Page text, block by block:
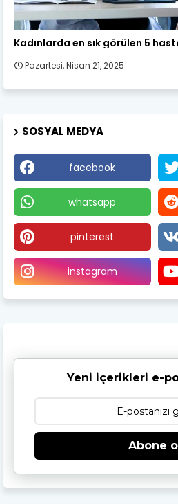
Kadın Sağlığı
Kadınlarda en sık görülen 5
Pazartesi, Nisan 21, 2025
SOSYAL MEDYA
facebook
whatsapp
pinterest
instagram
Yeni içerikleri e-
Abone